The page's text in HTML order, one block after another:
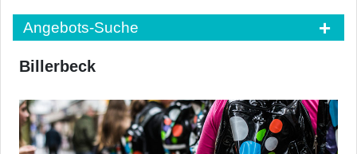
Angebots-Suche
Billerbeck